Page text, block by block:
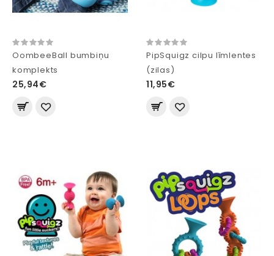
OombeeBall bumbiņu
komplekts
25,94€
PipSquigz cilpu līmlentes
(zilas)
11,95€